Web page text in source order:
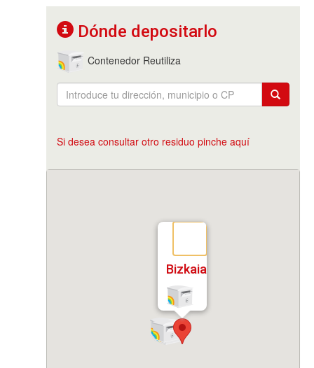
Dónde depositarlo
Contenedor Reutiliza
Si desea consultar otro residuo pinche aquí
Bizkaia